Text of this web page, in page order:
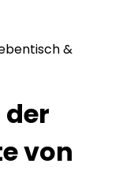
&
von